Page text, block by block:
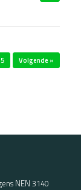
5 Volgende »
NEN 3140